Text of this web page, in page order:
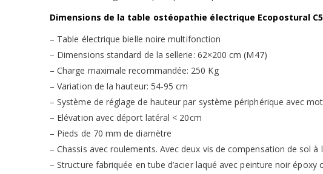
Dimensions de la table ostéopathie électrique Ecopostural
– Table électrique bielle noire multifonction
– Dimensions standard de la sellerie: 62×200 cm (M47)
– Charge maximale recommandée: 250 Kg
– Variation de la hauteur: 54-95 cm
– Système de réglage de hauteur par système périphérique avec
– Elévation avec déport latéral < 20cm
– Pieds de 70 mm de diamètre
– Chassis avec roulements. Avec deux vis de compensation de sol à
– Structure fabriquée en tube d’acier laqué avec peinture noir époxy